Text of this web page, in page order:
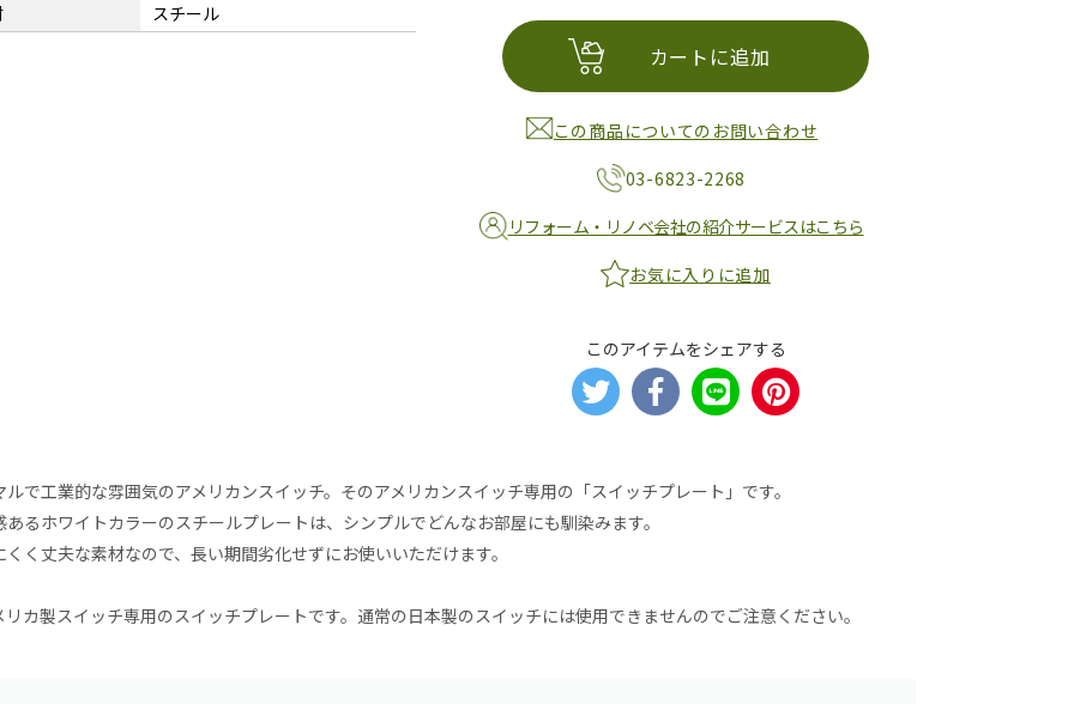
スチール
カートに追加
この商品についてのお問い合わせ
03-6823-2268
リフォーム・リノベ会社の紹介サービスはこちら
お気に入りに追加
このアイテムをシェアする
ルで工業的な雰囲気のアメリカンスイッチ。そのアメリカンスイッチ専用の「スイッチプレート」です。
あるホワイトカラーのスチールプレートは、シンプルでどんなお部屋にも馴染みます。
くく丈夫な素材なので、長い期間劣化せずにお使いいただけます。
カ製スイッチ専用のスイッチプレートです。通常の日本製のスイッチには使用できませんのでご注意ください。